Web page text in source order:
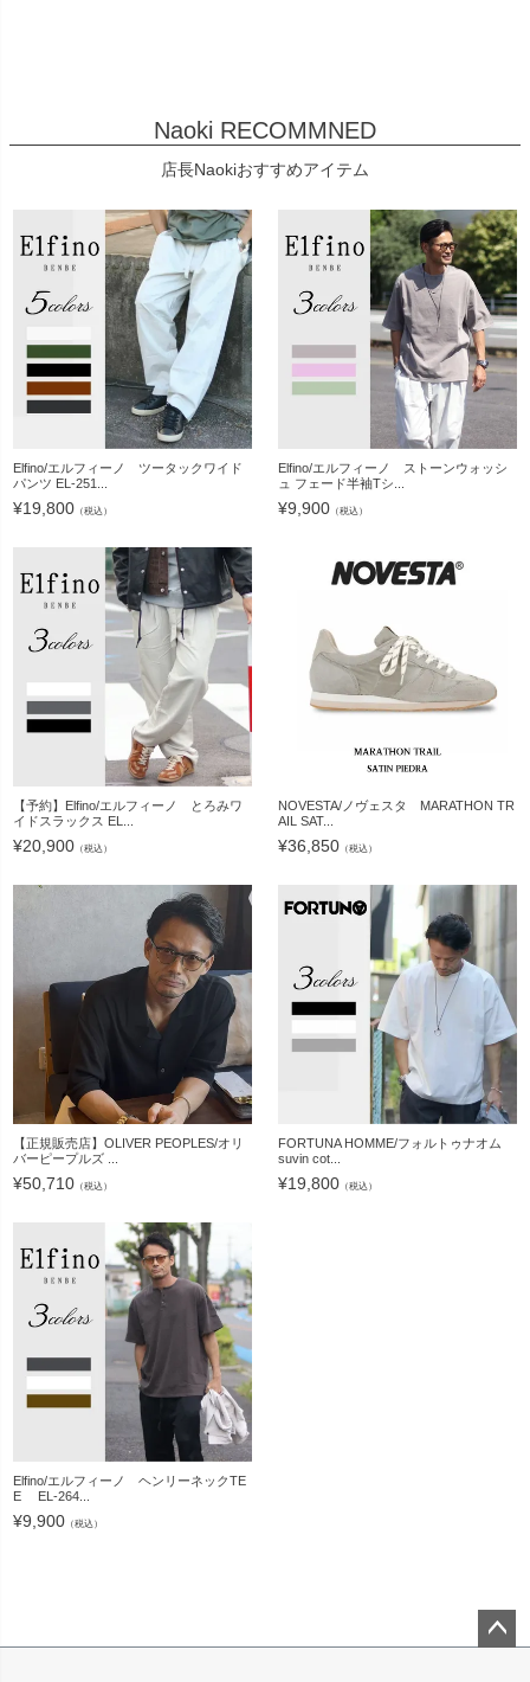
Naoki RECOMMNED
店長Naokiおすすめアイテム
Elfino/エルフィーノ ツータックワイド
パンツ EL-251...
¥19,800 （税込）
Elfino/エルフィーノ ストーンウォッシ
ュ フェード半袖Tシ...
¥9,900 （税込）
【予約】Elfino/エルフィーノ とろみワ
イドスラックス EL...
¥20,900 （税込）
NOVESTA/ノヴェスタ MARATHON TR
AIL SAT...
¥36,850 （税込）
【正規販売店】OLIVER PEOPLES/オリ
バーピープルズ ...
¥50,710 （税込）
FORTUNA HOMME/フォルトゥナオム
suvin cot...
¥19,800 （税込）
Elfino/エルフィーノ ヘンリーネックTE
E EL-264...
¥9,900 （税込）